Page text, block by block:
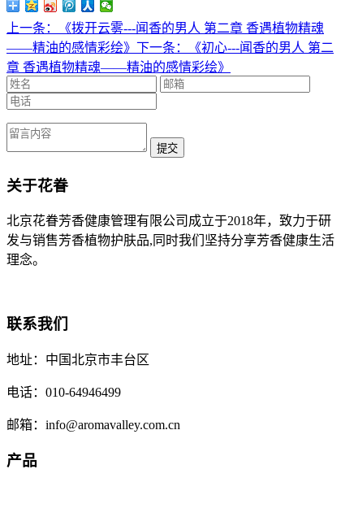
上一条：《拨开云雾---闻香的男人 第二章 香遇植物精魂
——精油的感情彩绘》 下一条：《初心---闻香的男人 第二
章 香遇植物精魂——精油的感情彩绘》
提交
关于花眷
北京花眷芳香健康管理有限公司成立于2018年，致力于研
发与销售芳香植物护肤品,同时我们坚持分享芳香健康生活
理念。
联系我们
地址：中国北京市丰台区
电话：010-64946499
邮箱：info@aromavalley.com.cn
产品